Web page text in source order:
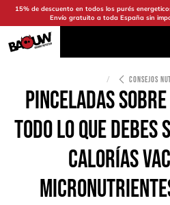
Ir al contenido
15% de descuento en todos los purés
Envío gratuito a toda España sin
CONSEJOS
PINCELADAS
TODO LO QUE DEBES
CALORÍAS